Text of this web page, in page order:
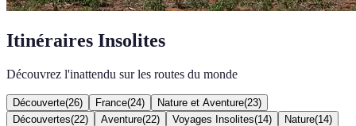
Itinéraires Insolites
Découvrez l'inattendu sur les routes du monde
Découverte(26) France(24) Nature et Aventure(23)
Découvertes(22) Aventure(22) Voyages Insolites(14) Nature(14)